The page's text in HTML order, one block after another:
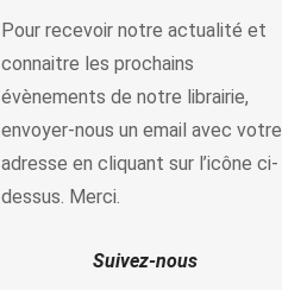
Pour recevoir notre actualité et
connaitre les prochains
évènements de notre librairie,
envoyer-nous un email avec votre
adresse en cliquant sur l’icône ci-
dessus. Merci.
Suivez-nous